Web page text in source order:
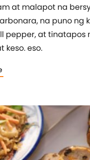
at malapot na
na puno ng
pepper, at tinatapos
keso. eso.